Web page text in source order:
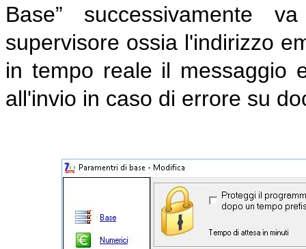
Base” successivamente
supervisore ossia l'indirizzo
in tempo reale il messaggio
all'invio in caso di errore su